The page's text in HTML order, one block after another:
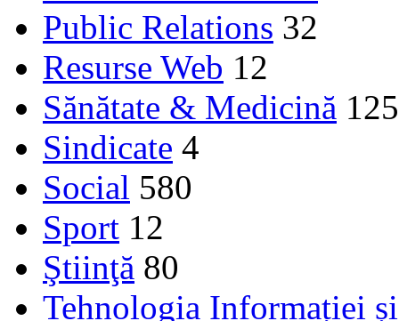
Public Relations 32
Resurse Web 12
Sănătate & Medicină 125
Sindicate 4
Social 580
Sport 12
Ştiinţă 80
Tehnologia Informației